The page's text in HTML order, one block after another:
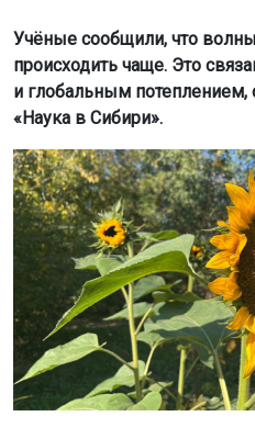
Учёные сообщили, что
происходить чаще. Это
и глобальным
«Наука в Сибири».